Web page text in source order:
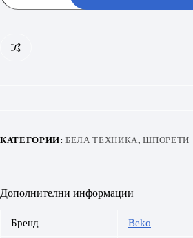
КАТЕГОРИИ:БЕЛА ТЕХНИКА,ШПОРЕТИ
Дополнителни информации
Бренд Beko